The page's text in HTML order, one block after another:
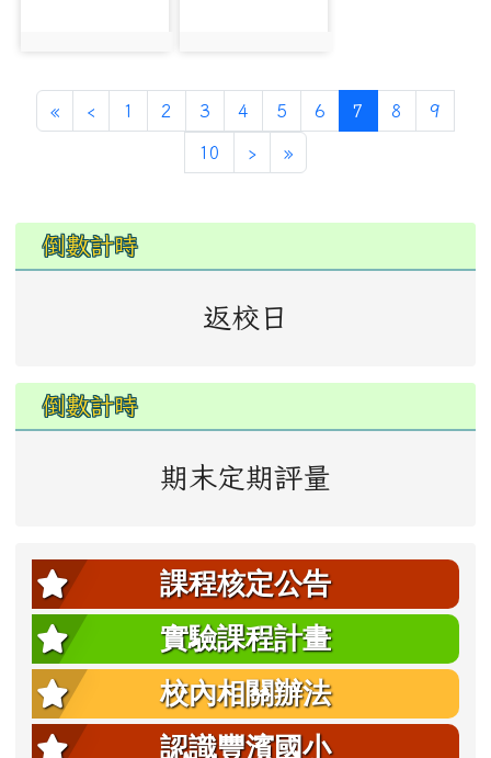
«第一頁
‹ 上一頁
1 2 3 4 5 6 7 (目前頁次)
8 9
10 ›下一頁
»最後頁
左邊區域內容
倒數計時
返校日
倒數計時
期末定期評量
課程核定公告
實驗課程計畫
校內相關辦法
認識豐濱國小